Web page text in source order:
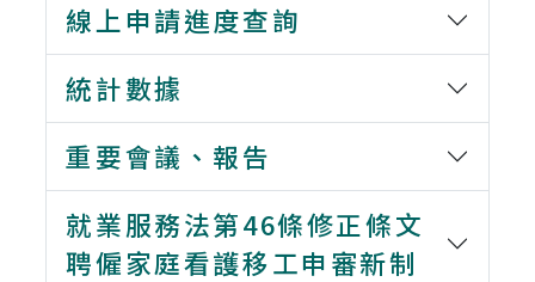
線上申請進度查詢
統計數據
重要會議、報告
就業服務法第46條修正條文
聘僱家庭看護移工申審新制